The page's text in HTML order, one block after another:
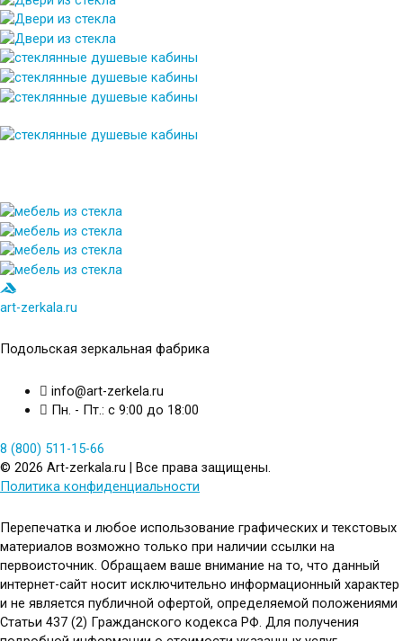
art-zerkala.ru
Подольская зеркальная фабрика
info@art-zerkela.ru
Пн. - Пт.: с 9:00 до 18:00
8 (800) 511-15-66
© 2026 Art-zerkala.ru | Все права защищены.
Политика конфиденциальности
Перепечатка и любое использование графических и текстовых
материалов возможно только при наличии ссылки на
первоисточник. Обращаем ваше внимание на то, что данный
интернет-сайт носит исключительно информационный характер
и не является публичной офертой, определяемой положениями
Статьи 437 (2) Гражданского кодекса РФ. Для получения